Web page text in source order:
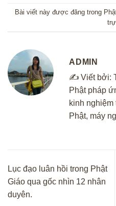
Bài viết này được đăng trong
ADMIN
✍️ Viết bởi:
Phật pháp
kinh
Phật, máy
Lục đạo luân hồi trong Phật
Giáo qua gốc nhìn 12 nhân
duyên.